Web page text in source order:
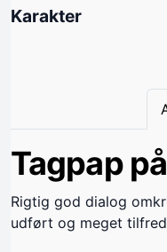
Karakter
Tagpap
Rigtig god dialog
udført og meget